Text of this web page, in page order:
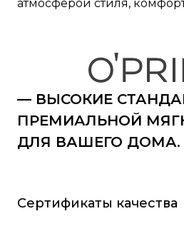
атмосферой стиля,
— ВЫСОКИЕ
ПРЕМИАЛЬНОЙ
ДЛЯ ВАШЕГО ДОМА.
Сертификаты качества